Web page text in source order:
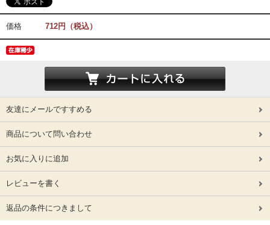
価格 712円（税込）
友達にメールですすめる
商品について問い合わせ
お気に入りに追加
レビューを書く
返品の条件につきまして